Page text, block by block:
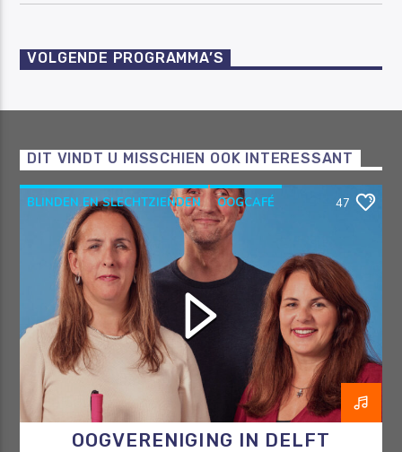
VOLGENDE PROGRAMMA’S
DIT VINDT U MISSCHIEN OOK INTERESSANT
BLINDEN EN SLECHTZIENDEN
OOGCAFÉ
OOGVERENIGING
RAZO & ZORG
47
OOGVERENIGING IN DELFT